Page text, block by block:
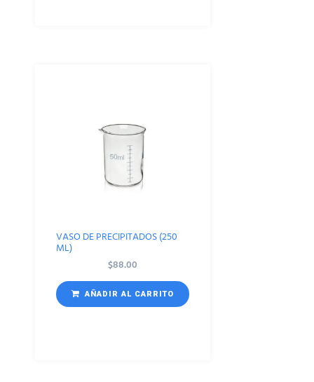
VASO DE PRECIPITADOS (250
ML)
$88.00
AÑADIR AL CARRITO